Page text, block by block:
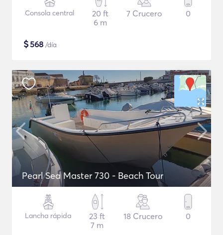
Consola central
20 ft
6 m
7 Crucero 0
$568 /día
Pearl Sea Master 730 - Beach Tour
Lancha rápida
23 ft
7 m
18 Crucero 0